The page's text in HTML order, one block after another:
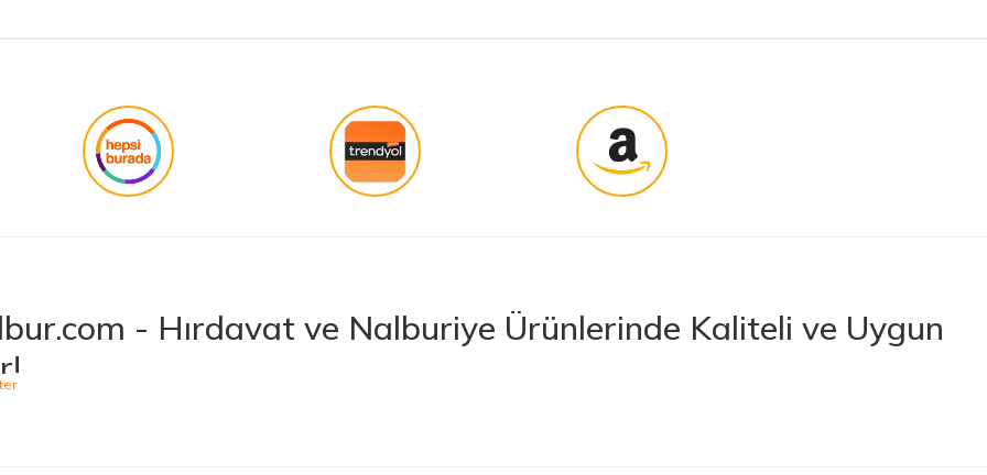
- Hırdavat ve Nalburiye Ürünlerinde Kaliteli ve Uygun